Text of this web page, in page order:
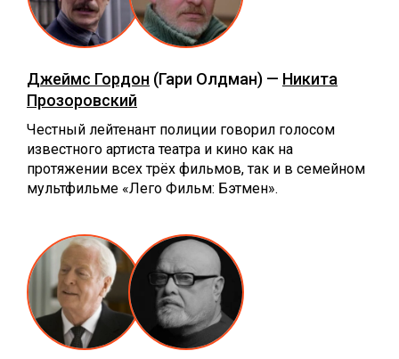
Джеймс Гордон (Гари Олдман) — Никита
Прозоровский
Честный лейтенант полиции говорил голосом
известного артиста театра и кино как на
протяжении всех трёх фильмов, так и в семейном
мультфильме «Лего Фильм: Бэтмен».